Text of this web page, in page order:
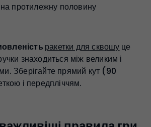
на протилежну половину
ракетки для сквошу це
знаходиться між великим і
Зберігайте прямий кут (90
і передпліччям.